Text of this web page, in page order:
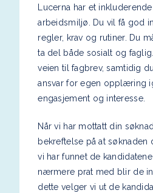
Lucerna har et
arbeidsmiljø. Du vil få god
regler, krav og rutiner. Du
ta del både sosialt og
veien til fagbrev, samtidig
ansvar for egen opplæring
engasjement og interesse.
Når vi har mottatt din
bekreftelse på at søknaden
vi har funnet de
nærmere prat med blir de
dette velger vi ut de